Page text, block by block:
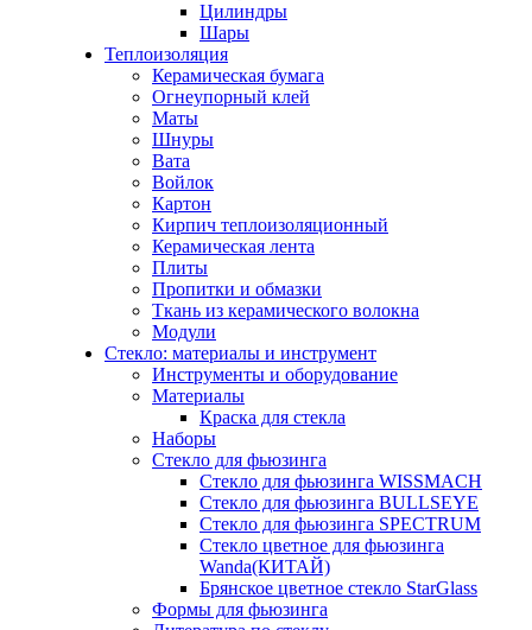
Цилиндры
Шары
Теплоизоляция
Керамическая бумага
Огнеупорный клей
Маты
Шнуры
Вата
Войлок
Картон
Кирпич теплоизоляционный
Керамическая лента
Плиты
Пропитки и обмазки
Ткань из керамического волокна
Модули
Стекло: материалы и инструмент
Инструменты и оборудование
Материалы
Краска для стекла
Наборы
Стекло для фьюзинга
Стекло для фьюзинга WISSMACH
Стекло для фьюзинга BULLSEYE
Стекло для фьюзинга SPECTRUM
Стекло цветное для фьюзинга
Wanda(КИТАЙ)
Брянское цветное стекло StarGlass
Формы для фьюзинга